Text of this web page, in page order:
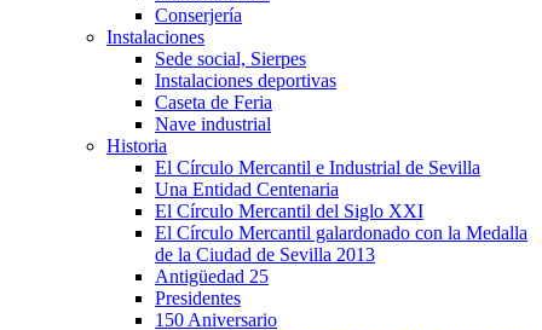
Conserjería
Instalaciones
Sede social, Sierpes
Instalaciones deportivas
Caseta de Feria
Nave industrial
Historia
El Círculo Mercantil e Industrial de Sevilla
Una Entidad Centenaria
El Círculo Mercantil del Siglo XXI
El Círculo Mercantil galardonado con la Medalla
de la Ciudad de Sevilla 2013
Antigüedad 25
Presidentes
150 Aniversario